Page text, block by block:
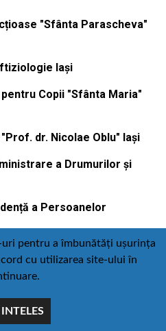
"Sfânta Parascheva"
Iași
Copii "Sfânta Maria"
dr. Nicolae Oblu" Iași
a Drumurilor și
a Persoanelor
de confidențialitate
:
comunicare@icc.ro
pentru a îmbunătăți ușurința
cu utilizarea site-ului în